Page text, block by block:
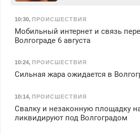
10:30, ПРОИСШЕСТВИЯ
Мобильный интернет и связь
Волгограде 6 августа
10:24, ПРОИСШЕСТВИЯ
Сильная жара ожидается в
10:14, ПРОИСШЕСТВИЯ
Свалку и незаконную площадку
ликвидируют под Волгоградом